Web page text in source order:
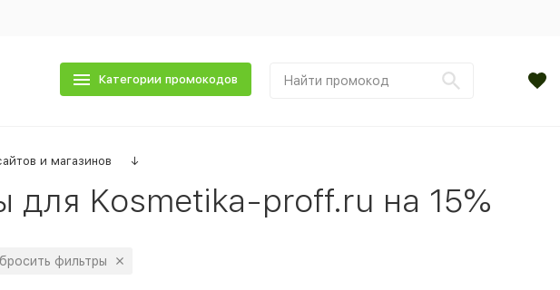
Категории промокодов
и магазинов ↓
для Kosmetika-proff.ru на 15%
фильтры